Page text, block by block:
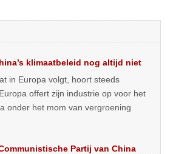
klimaatbeleid nog altijd niet
in Europa volgt, hoort steeds
offert zijn industrie op voor het
onder het mom van vergroening
Partij van China